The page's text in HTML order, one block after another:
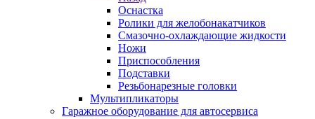
Оснастка
Ролики для желобонакатчиков
Смазочно-охлаждающие жидкости
Ножи
Приспособления
Подставки
Резьбонарезные головки
Мультипликаторы
Гаражное оборудование для автосервиса